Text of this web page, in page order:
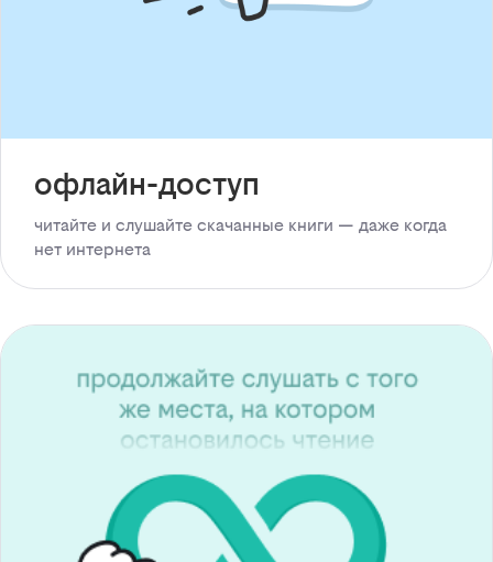
офлайн-доступ
читайте и слушайте скачанные книги — даже когда
нет интернета